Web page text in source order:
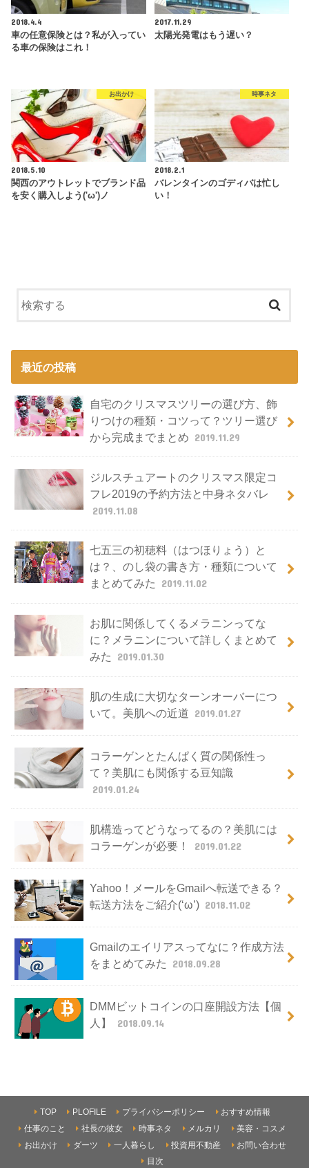
2018.4.4
車の任意保険とは？私が入ってい
る車の保険はこれ！
2017.11.29
太陽光発電はもう遅い？
お出かけ
2018.5.10
関西のアウトレットでブランド品
を安く購入しよう('ω')ノ
時事ネタ
2018.2.1
バレンタインのゴディバは忙し
い！
最近の投稿
自宅のクリスマスツリーの選び方、飾
りつけの種類・コツって？ツリー選び
から完成までまとめ 2019.11.29
ジルスチュアートのクリスマス限定コ
フレ2019の予約方法と中身ネタバレ
2019.11.08
七五三の初穂料（はつほりょう）と
は？、のし袋の書き方・種類について
まとめてみた
2019.11.02
お肌に関係してくるメラニンってな
に？メラニンについて詳しくまとめて
みた
2019.01.30
肌の生成に大切なターンオーバーにつ
いて。美肌への近道 2019.01.27
コラーゲンとたんぱく質の関係性っ
て？美肌にも関係する豆知識
2019.01.24
肌構造ってどうなってるの？美肌には
コラーゲンが必要！
2019.01.22
Yahoo！メールをGmailへ転送できる？
転送方法をご紹介(‘ω’) 2018.11.02
Gmailのエイリアスってなに？作成方法
をまとめてみた
2018.09.28
DMMビットコインの口座開設方法【個
人】
2018.09.14
TOP PLOFILE プライバシーポリシー
おすすめ情報
仕事のこと
社長の彼女 時事ネタ メルカリ
美容・コスメ
お出かけ
ダーツ 一人暮らし 投資用不動産
お問い合わせ
目次